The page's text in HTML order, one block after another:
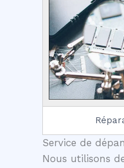
Service de
Nous utilisons